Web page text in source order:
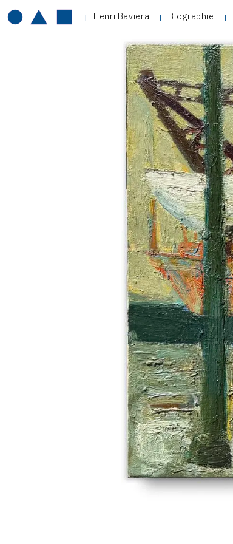
Henri Baviera Biographie